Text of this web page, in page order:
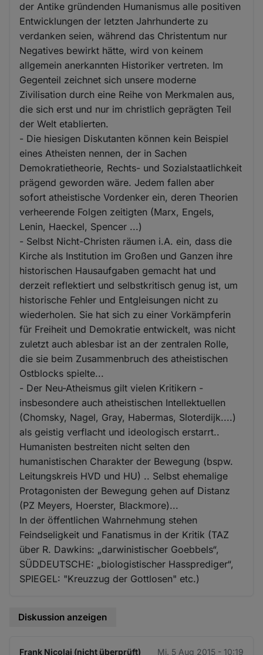
der Antike gründenden Humanismus alle positiven
Entwicklungen der letzten Jahrhunderte zu
verdanken seien, während das Christentum nur
Negatives bewirkt hätte, wird von keinem
allgemein anerkannten Historiker vertreten. Im
Gegenteil zeichnet sich unsere moderne
Zivilisation durch eine Reihe von Merkmalen aus,
die sich erst und nur im christlich geprägten Teil
der Welt etablierten.
- Die hiesigen Diskutanten können kein Beispiel
eines Atheisten nennen, der in Sachen
Demokratietheorie, Rechts- und Sozialstaatlichkeit
prägend geworden wäre. Jedem fallen aber
sofort atheistische Vordenker ein, deren Theorien
verheerende Folgen zeitigten (Marx, Engels,
Lenin, Haeckel, Spencer ...)
- Selbst Nicht-Christen räumen i.A. ein, dass die
Kirche als Institution im Großen und Ganzen ihre
historischen Hausaufgaben gemacht hat und
derzeit reflektiert und selbstkritisch genug ist, um
historische Fehler und Entgleisungen nicht zu
wiederholen. Sie hat sich zu einer Vorkämpferin
für Freiheit und Demokratie entwickelt, was nicht
zuletzt auch ablesbar ist an der zentralen Rolle,
die sie beim Zusammenbruch des atheistischen
Ostblocks spielte...
- Der Neu-Atheismus gilt vielen Kritikern -
insbesondere auch atheistischen Intellektuellen
(Chomsky, Nagel, Gray, Habermas, Sloterdijk....)
als geistig verflacht und ideologisch erstarrt..
Humanisten bestreiten nicht selten den
humanistischen Charakter der Bewegung (bspw.
Leitungskreis HVD und HU) .. Selbst ehemalige
Protagonisten der Bewegung gehen auf Distanz
(PZ Meyers, Hoerster, Blackmore)...
In der öffentlichen Wahrnehmung stehen
Feindseligkeit und Fanatismus in der Kritik (TAZ
über R. Dawkins: „darwinistischer Goebbels“,
SÜDDEUTSCHE: „biologistischer Hassprediger“,
SPIEGEL: "Kreuzzug der Gottlosen" etc.)
Diskussion anzeigen
Frank Nicolai (nicht überprüft) Mi. 5 Aug 2015 - 10:19